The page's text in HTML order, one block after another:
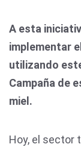
A esta
implementar
utilizando
Campaña de
miel.
Hoy, el sector